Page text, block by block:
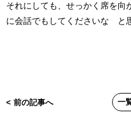
それにしても、せっかく席を向
に会話でもしてくださいな と
< 前の記事へ 一